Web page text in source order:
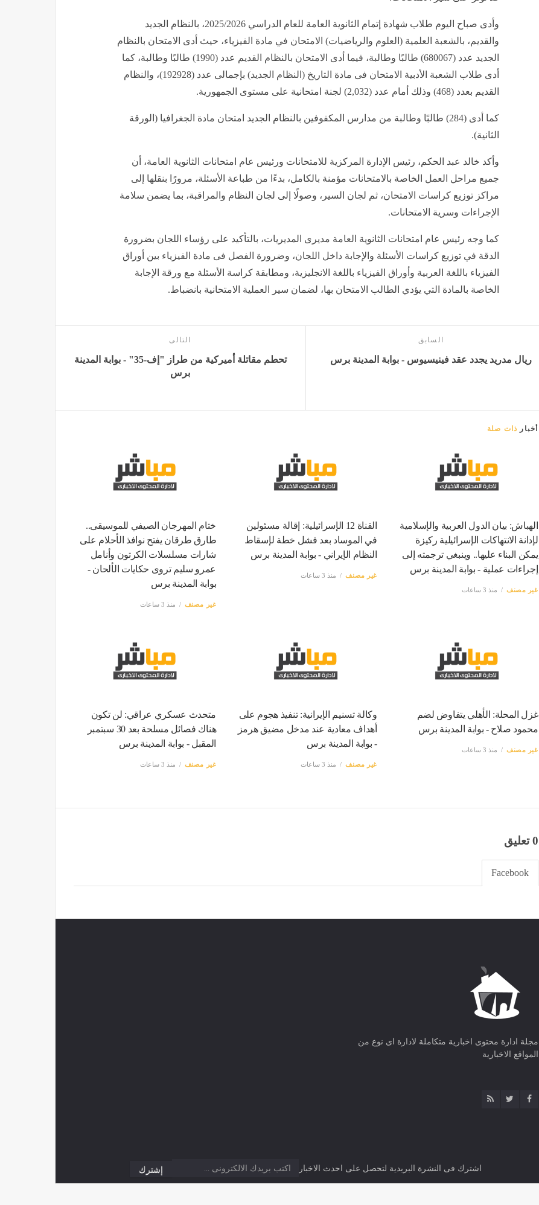
وأدى صباح اليوم طلاب شهادة إتمام الثانوية العامة للعام الدراسي 2025/2026، بالنظام الجديد
والقديم، بالشعبة العلمية (العلوم والرياضيات) الامتحان في مادة الفيزياء، حيث أدى الامتحان بالنظام
الجديد عدد (680067) طالبًا وطالبة، فيما أدى الامتحان بالنظام القديم عدد (1990) طالبًا وطالبة، كما
أدى طلاب الشعبة الأدبية الامتحان فى مادة التاريخ (النظام الجديد) بإجمالى عدد (192928)، والنظام
القديم بعدد (468) وذلك أمام عدد (2,032) لجنة امتحانية على مستوى الجمهورية.
كما أدى (284) طالبًا وطالبة من مدارس المكفوفين بالنظام الجديد امتحان مادة الجغرافيا (الورقة
الثانية).
وأكد خالد عبد الحكم، رئيس الإدارة المركزية للامتحانات ورئيس عام امتحانات الثانوية العامة، أن
جميع مراحل العمل الخاصة بالامتحانات مؤمنة بالكامل، بدءًا من طباعة الأسئلة، مرورًا بنقلها إلى
مراكز توزيع كراسات الامتحان، ثم لجان السير، وصولًا إلى لجان النظام والمراقبة، بما يضمن سلامة
الإجراءات وسرية الامتحانات.
كما وجه رئيس عام امتحانات الثانوية العامة مديرى المديريات، بالتأكيد على رؤساء اللجان بضرورة
الدقة في توزيع كراسات الأسئلة والإجابة داخل اللجان، وضرورة الفصل فى مادة الفيزياء بين أوراق
الفيزياء باللغة العربية وأوراق الفيزياء باللغة الانجليزية، ومطابقة كراسة الأسئلة مع ورقة الإجابة
الخاصة بالمادة التي يؤدي الطالب الامتحان بها، لضمان سير العملية الامتحانية بانضباط.
السابق
ريال مدريد يجدد عقد فينيسيوس - بوابة المدينة برس
التالى
تحطم مقاتلة أميركية من طراز "إف-35" - بوابة المدينة
برس
أخبار ذات صلة
الهباش: بيان الدول العربية والإسلامية
لإدانة الانتهاكات الإسرائيلية ركيزة
يمكن البناء عليها.. وينبغي ترجمته إلى
إجراءات عملية - بوابة المدينة برس
غير مصنف منذ 3 ساعات
القناة 12 الإسرائيلية: إقالة مسئولين
في الموساد بعد فشل خطة لإسقاط
النظام الإيراني - بوابة المدينة برس
غير مصنف منذ 3 ساعات
ختام المهرجان الصيفي للموسيقى..
طارق طرقان يفتح نوافذ الأحلام على
شارات مسلسلات الكرتون وأنامل
عمرو سليم تروى حكايات الألحان -
بوابة المدينة برس
غير مصنف منذ 3 ساعات
غزل المحلة: الأهلي يتفاوض لضم
محمود صلاح - بوابة المدينة برس
غير مصنف منذ 3 ساعات
وكالة تسنيم الإيرانية: تنفيذ هجوم على
أهداف معادية عند مدخل مضيق هرمز
- بوابة المدينة برس
غير مصنف منذ 3 ساعات
متحدث عسكري عراقي: لن تكون
هناك فصائل مسلحة بعد 30 سبتمبر
المقبل - بوابة المدينة برس
غير مصنف منذ 3 ساعات
0 تعليق
Facebook
مجلة ادارة محتوى اخبارية متكاملة لادارة اى نوع من
المواقع الاخبارية
اشترك فى النشرة البريدية لتحصل على احدث الاخبار